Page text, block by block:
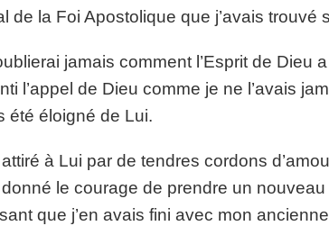
de la Foi Apostolique que j’avais trouvé
jamais comment l’Esprit de Dieu
l’appel de Dieu comme je ne l’avais
été éloigné de Lui.
attiré à Lui par de tendres cordons
donné le courage de prendre un
que j’en avais fini avec mon